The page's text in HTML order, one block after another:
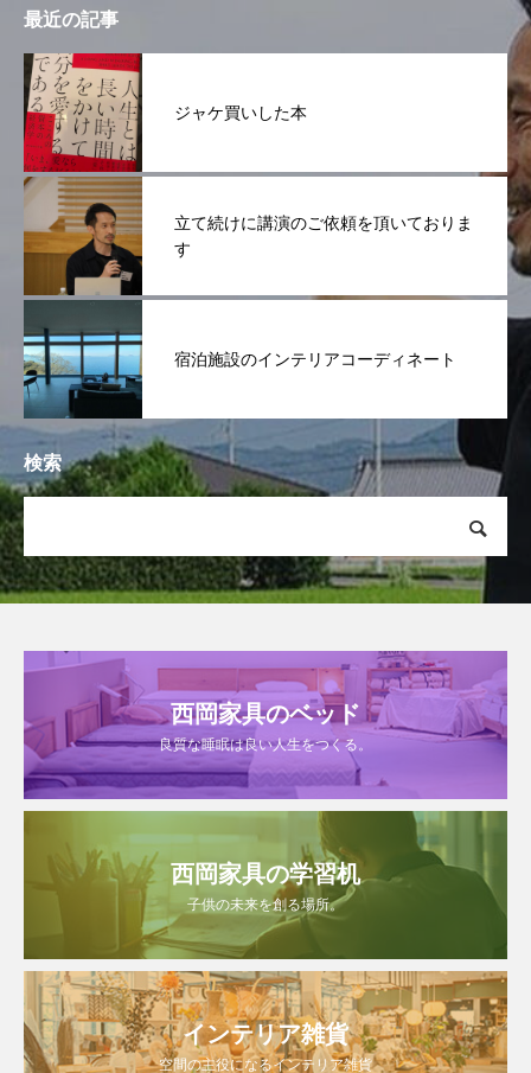
最近の記事
ジャケ買いした本
立て続けに講演のご依頼を頂いておりま
す
宿泊施設のインテリアコーディネート
検索
西岡家具のベッド
良質な睡眠は良い人生をつくる。
西岡家具の学習机
子供の未来を創る場所。
インテリア雑貨
空間の主役になるインテリア雑貨